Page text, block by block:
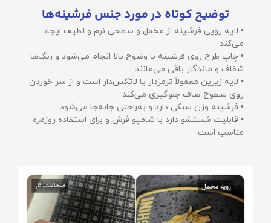
توضیح کوتاه در مورد جنس فرشینه‌ها
• لایه رویی فرشینه از مخمل و سطحی نرم و لطیف ایجاد
می‌کند
• چاپ طرح روی فرشینه با وضوح بالا انجام می‌شود و رنگ‌ها
شفاف و ماندگار باقی می‌مانند
• لایه زیرین معمولاً ترمزدار یا لاتکس‌دار است و از سر خوردن
روی سطوح صاف جلوگیری می‌کند
• فرشینه وزن سبکی دارد و به‌راحتی جابه‌جا می‌شود
• قابلیت شستشو دارد با شامپو فرش و برای استفاده روزمره
مناسب است